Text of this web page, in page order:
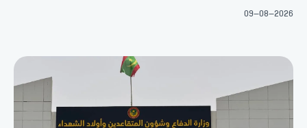
09-08-2026